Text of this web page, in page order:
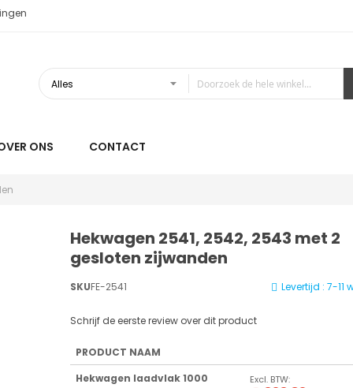
ONS CONTACT
Hekwagen 2541, 2542, 2543 met 2
gesloten zijwanden
Levertijd : 7-11
SKUFE-2541
Schrijf de eerste review over dit product
Gegroepeerde
PRODUCT NAAM
Hekwagen laadvlak 1000